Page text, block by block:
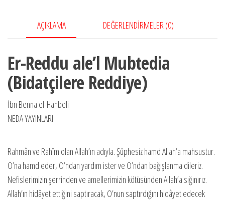
AÇIKLAMA DEĞERLENDIRMELER (0)
Er-Reddu ale’l Mubtedia
(Bidatçilere Reddiye)
İbn Benna el-Hanbeli
NEDA YAYINLARI
Rahmân ve Rahîm olan Allah’ın adıyla. Şüphesiz hamd Allah’a mahsustur.
O’na hamd eder, O’ndan yardım ister ve O’ndan bağış­lanma dileriz.
Nefislerimizin şerrinden ve amellerimizin kötüsünden Allah’a sığınırız.
Allah’ın hidâyet ettiğini saptıracak, O’nun saptırdı­ğını hidâyet edecek